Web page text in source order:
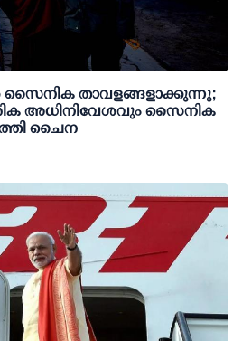
സൈനിക താവളങ്ങളാക്കുന്നു;
അധിനിവേശവും സൈനിക
ചൈന